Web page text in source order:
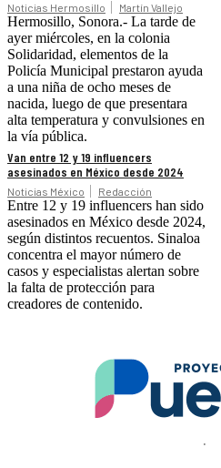
Noticias Hermosillo Martín Vallejo
Hermosillo, Sonora.- La tarde de
ayer miércoles, en la colonia
Solidaridad, elementos de la
Policía Municipal prestaron ayuda
a una niña de ocho meses de
nacida, luego de que presentara
alta temperatura y convulsiones en
la vía pública.
Van entre 12 y 19 influencers
asesinados en México desde 2024
Noticias México Redacción
Entre 12 y 19 influencers han sido
asesinados en México desde 2024,
según distintos recuentos. Sinaloa
concentra el mayor número de
casos y especialistas alertan sobre
la falta de protección para
creadores de contenido.
.